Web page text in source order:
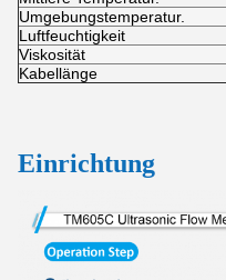
Umgebungstemperatur.
Luftfeuchtigkeit
Viskosität
Kabellänge
Einrichtung